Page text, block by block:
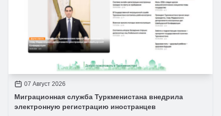
07 Август 2026
Миграционная служба Туркменистана внедрила
электронную регистрацию иностранцев